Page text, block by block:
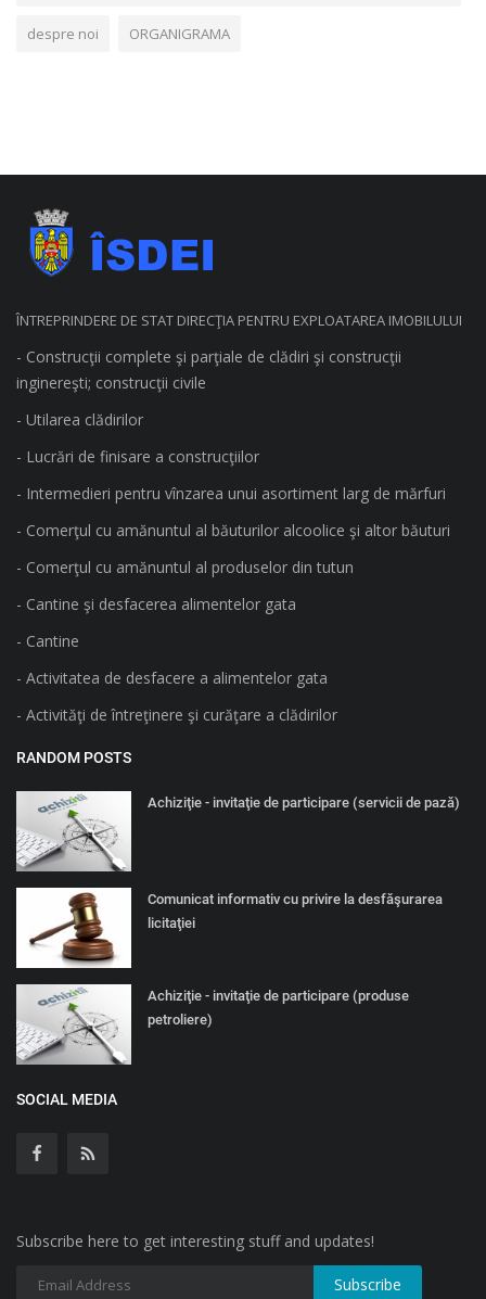
despre noi ORGANIGRAMA
ÎNTREPRINDERE DE STAT DIRECŢIA PENTRU EXPLOATAREA IMOBILULUI
- Construcţii complete şi parţiale de clădiri şi construcţii
inginereşti; construcţii civile
- Utilarea clădirilor
- Lucrări de finisare a construcţiilor
- Intermedieri pentru vînzarea unui asortiment larg de mărfuri
- Comerţul cu amănuntul al băuturilor alcoolice şi altor băuturi
- Comerţul cu amănuntul al produselor din tutun
- Cantine şi desfacerea alimentelor gata
- Cantine
- Activitatea de desfacere a alimentelor gata
- Activităţi de întreţinere şi curăţare a clădirilor
RANDOM POSTS
Achiziţie - invitaţie de participare (servicii de pază)
Comunicat informativ cu privire la desfăşurarea
licitaţiei
Achiziţie - invitaţie de participare (produse
petroliere)
SOCIAL MEDIA
Subscribe here to get interesting stuff and updates!